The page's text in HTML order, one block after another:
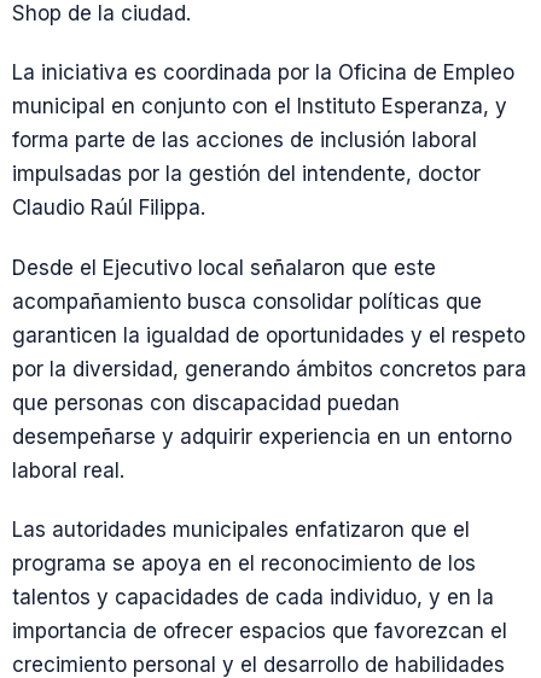
Shop de la ciudad.
La iniciativa es coordinada por la Oficina de Empleo
municipal en conjunto con el Instituto Esperanza, y
forma parte de las acciones de inclusión laboral
impulsadas por la gestión del intendente, doctor
Claudio Raúl Filippa.
Desde el Ejecutivo local señalaron que este
acompañamiento busca consolidar políticas que
garanticen la igualdad de oportunidades y el respeto
por la diversidad, generando ámbitos concretos para
que personas con discapacidad puedan
desempeñarse y adquirir experiencia en un entorno
laboral real.
Las autoridades municipales enfatizaron que el
programa se apoya en el reconocimiento de los
talentos y capacidades de cada individuo, y en la
importancia de ofrecer espacios que favorezcan el
crecimiento personal y el desarrollo de habilidades